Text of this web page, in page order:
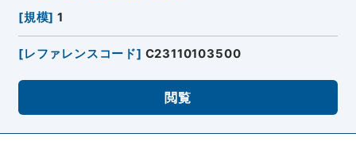
[規模] 1
[レファレンスコード] C23110103500
閲覧